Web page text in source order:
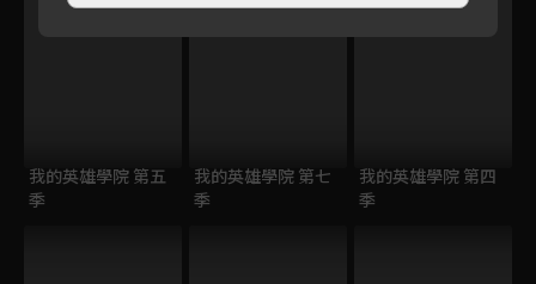
我的英雄學院 第五
季
我的英雄學院 第七
季
我的英雄學院 第四
季